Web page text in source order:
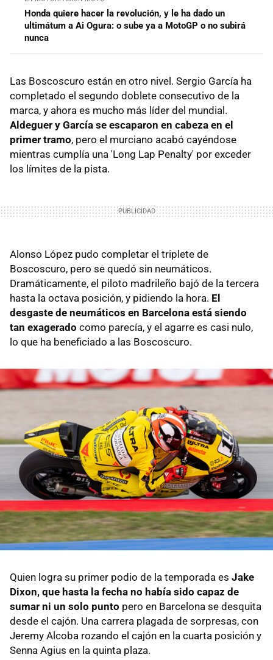
Honda quiere hacer la revolución, y le ha dado un
ultimátum a Ai Ogura: o sube ya a MotoGP o no subirá
nunca
Las Boscoscuro están en otro nivel. Sergio García ha
completado el segundo doblete consecutivo de la
marca, y ahora es mucho más líder del mundial.
Aldeguer y García se escaparon en cabeza en el
primer tramo, pero el murciano acabó cayéndose
mientras cumplía una 'Long Lap Penalty' por exceder
los límites de la pista.
Alonso López pudo completar el triplete de
Boscoscuro, pero se quedó sin neumáticos.
Dramáticamente, el piloto madrileño bajó de la tercera
hasta la octava posición, y pidiendo la hora. El
desgaste de neumáticos en Barcelona está siendo
tan exagerado como parecía, y el agarre es casi nulo,
lo que ha beneficiado a las Boscoscuro.
Quien logra su primer podio de la temporada es Jake
Dixon, que hasta la fecha no había sido capaz de
sumar ni un solo punto pero en Barcelona se desquita
desde el cajón. Una carrera plagada de sorpresas, con
Jeremy Alcoba rozando el cajón en la cuarta posición y
Senna Agius en la quinta plaza.